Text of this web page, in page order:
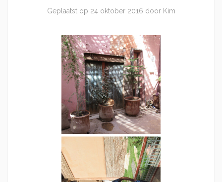
Geplaatst op 24 oktober 2016 door Kim